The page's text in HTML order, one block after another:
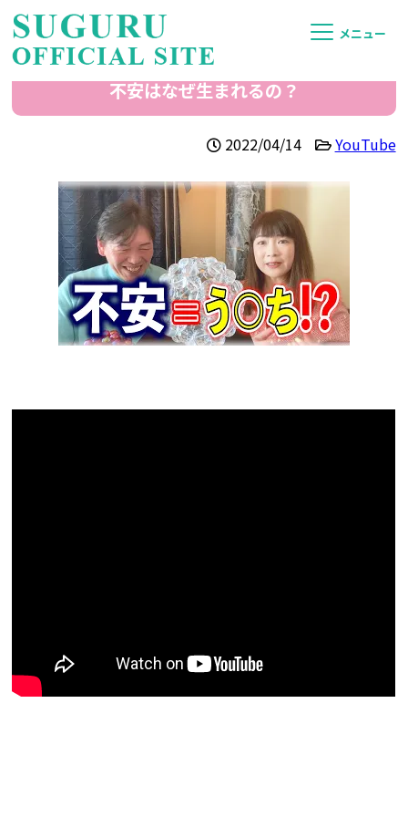
メニュー
不安はなぜ生まれるの？
2022/04/14 YouTube